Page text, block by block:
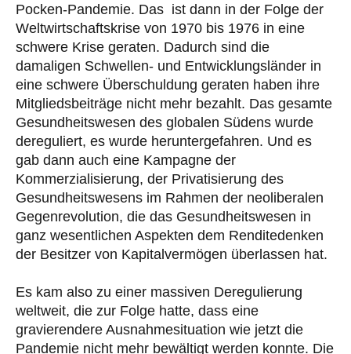
Pocken-Pandemie. Das ist dann in der Folge der
Weltwirtschaftskrise von 1970 bis 1976 in eine
schwere Krise geraten. Dadurch sind die
damaligen Schwellen- und Entwicklungsländer in
eine schwere Überschuldung geraten haben ihre
Mitgliedsbeiträge nicht mehr bezahlt. Das gesamte
Gesundheitswesen des globalen Südens wurde
dereguliert, es wurde heruntergefahren. Und es
gab dann auch eine Kampagne der
Kommerzialisierung, der Privatisierung des
Gesundheitswesens im Rahmen der neoliberalen
Gegenrevolution, die das Gesundheitswesen in
ganz wesentlichen Aspekten dem Renditedenken
der Besitzer von Kapitalvermögen überlassen hat.
Es kam also zu einer massiven Deregulierung
weltweit, die zur Folge hatte, dass eine
gravierendere Ausnahmesituation wie jetzt die
Pandemie nicht mehr bewältigt werden konnte. Die